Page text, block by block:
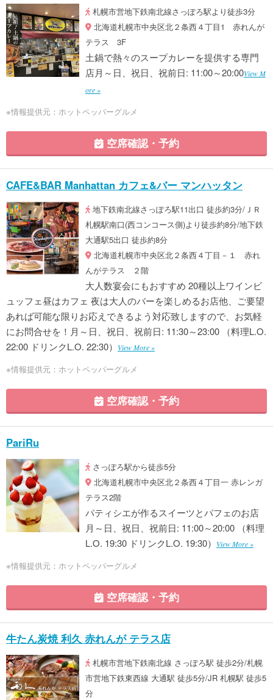
札幌市営地下鉄南北線さっぽろ駅より徒歩3分
北海道札幌市中央区北２条西４丁目1 赤れんが
テラス 3F
土鍋で熱々のスープカレーを提供する専門
店月～日、祝日、祝前日: 11:00～20:00View M
ore »
※情報提供元：ホットペッパーグルメ
空席確認・予約
CAFE&BAR Manhattan カフェ&バー マンハッタン
地下鉄南北線さっぽろ駅11出口 徒歩約3分/ＪＲ
札幌駅南口(西コンコース側)より徒歩約8分/地下鉄
大通駅5出口 徒歩約8分
北海道札幌市中央区北２条西４丁目－１ 赤れ
んがテラス ２階
大人数宴会にもおすすめ 20種以上ワインビ
ュッフェ昼はカフェ 夜は大人のバーを楽しめるお店他、ご要望
あれば可能な限りお応えできるよう対応致しますので、お気軽
にお問合せを！月～日、祝日、祝前日: 11:30～23:00 （料理L.O.
22:00 ドリンクL.O. 22:30）
View More »
※情報提供元：ホットペッパーグルメ
空席確認・予約
PariRu
さっぽろ駅から徒歩5分
北海道札幌市中央区北２条西４丁目一 赤レンガ
テラス2階
パティシエが作るスイーツとパフェのお店
月～日、祝日、祝前日: 11:00～20:00 （料理
L.O. 19:30 ドリンクL.O. 19:30）
View More »
※情報提供元：ホットペッパーグルメ
空席確認・予約
牛たん炭焼 利久 赤れんが テラス店
札幌市営地下鉄南北線 さっぽろ駅 徒歩2分/札幌
市営地下鉄東西線 大通駅 徒歩5分/JR 札幌駅 徒歩5
分